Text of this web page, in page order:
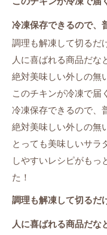
冷凍保存できるので、
調理も解凍して切るだ
人に喜ばれる商品だな
絶対美味しい外しの無
このチキンが冷凍で
冷凍保存できるので、
絶対美味しい外しの無
とっても美味しいサラ
しやすいレシピがもっ
た！
調理も解凍して切るだ
人に喜ばれる商品だな